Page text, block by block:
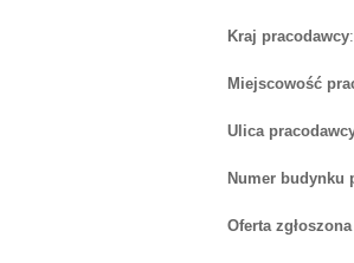
Kraj pracodawcy
Miejscowość
Ulica
Numer budynku
Oferta